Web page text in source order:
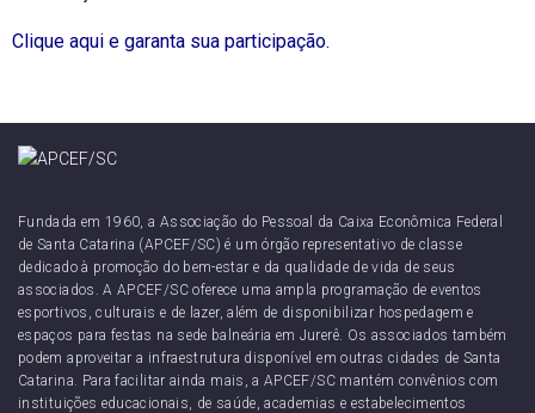
Clique aqui e garanta sua participação.
Fundada em 1960, a Associação do Pessoal da Caixa Econômica Federal
de Santa Catarina (APCEF/SC) é um órgão representativo de classe
dedicado à promoção do bem-estar e da qualidade de vida de seus
associados. A APCEF/SC oferece uma ampla programação de eventos
esportivos, culturais e de lazer, além de disponibilizar hospedagem e
espaços para festas na sede balneária em Jurerê. Os associados também
podem aproveitar a infraestrutura disponível em outras cidades de Santa
Catarina. Para facilitar ainda mais, a APCEF/SC mantém convênios com
instituições educacionais, de saúde, academias e estabelecimentos